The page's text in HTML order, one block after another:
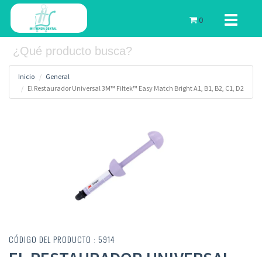
Toggle
0
Inicio
General
El Restaurador Universal 3M™ Filtek™ Easy Match Bright A1, B1, B2, C1, D2
CÓDIGO DEL PRODUCTO : 5914